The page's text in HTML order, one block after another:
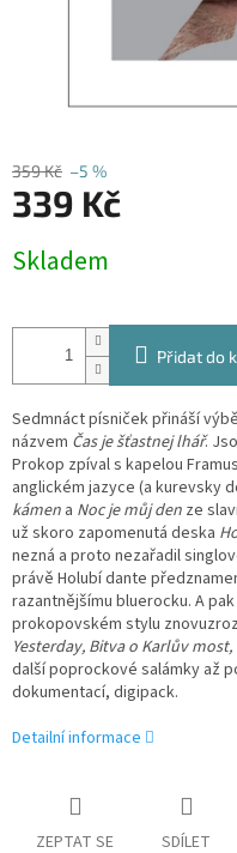
359 Kč –5 %
339 Kč
cena:
Skladem
Přidat do
Sedmnáct písniček přináší
názvem Čas je šťastnej lhář.
Prokop zpíval s kapelou
anglickém jazyce (a kurevsky
kámen a Noc je můj den ze
už skoro zapomenutá deska
nezná a proto nezařadil
právě Holubí dante
razantnějšímu bluerocku. A
prokopovském stylu
Yesterday, Bitva o Karlův
další poprockové salámky až
dokumentací, digipack.
Detailní informace
ZEPTAT SE SDÍLET